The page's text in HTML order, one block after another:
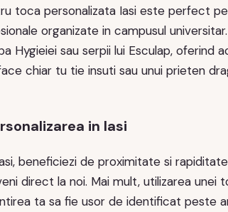
toca personalizata Iasi este perfect
organizate in campusul
Hygieiei sau serpii lui Esculap, oferind
chiar tu tie insuti sau unui prieten
in Iasi
beneficiezi de proximitate si
direct la noi. Mai mult, utilizarea
ta sa fie usor de identificat peste